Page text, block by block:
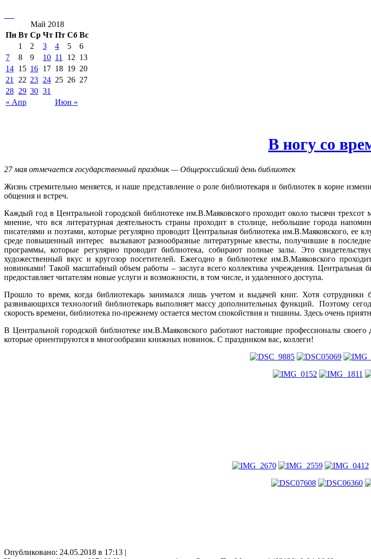
Май 2018
Пн Вт Ср Чт Пт Сб Вс
« Апр Июн »
1 2 3 4 5
6
7
8 9 10 11 12 13
14 15 16 17 18 19 20
21
22 23 24 25 26 27
28 29 30 31
В ногу со
27 мая отмечается государственный праздник — Общероссийский день библиотек
Жизнь стремительно меняется, и наше представление о роле библиотекаря и библиотек в корне
общения и встреч.
Каждый год в Центральной городской библиотеке им.В.Маяковского проходит около тысячи
мнение, что вся литературная деятельность страны проходит в столице, небольшие города
писателями и поэтами, которые регулярно проводит Центральная библиотека им.В.Маяковского, ее
среде повышенный интерес вызывают разнообразные литературные квесты, получившие в
программы, которые регулярно проводит библиотека, собирают полные залы. Это
художественный вкус и кругозор посетителей. Ежегодно в библиотеке им.В.Маяковского
новинками! Такой масштабный объем работы – заслуга всего коллектива учреждения. Центральная
предоставляет читателям новые услуги и возможности, в том числе, и удаленного доступа.
Прошло то время, когда библиотекарь занимался лишь учетом и выдачей книг. Хотя
развивающихся технологий библиотекарь выполняет массу дополнительных функций.Поэтому
скорость времени, библиотека по-прежнему остается местом спокойствия и тишины. Здесь очень
В Центральной городской библиотеке им.В.Маяковского работают настоящие профессионалы
которые ориентируются в многообразии книжных новинок. С праздником вас, коллеги!
Опубликовано: 24.05.2018 в 17:13 |